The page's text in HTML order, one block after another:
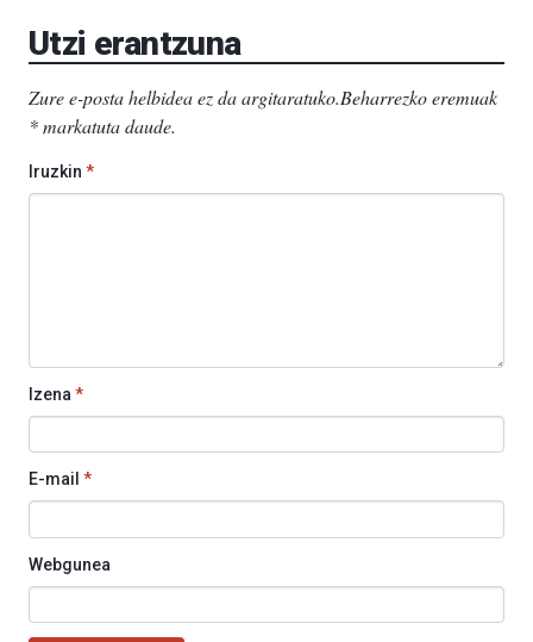
Utzi erantzuna
Zure e-posta helbidea ez da argitaratuko.Beharrezko eremuak
*markatuta daude.
Iruzkin *
Izena *
E-mail *
Webgunea